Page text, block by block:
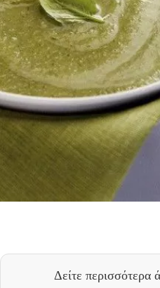
Δείτε περισσότερα